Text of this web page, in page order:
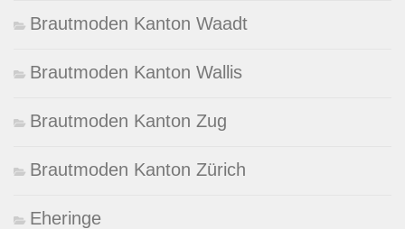
Brautmoden Kanton Waadt
Brautmoden Kanton Wallis
Brautmoden Kanton Zug
Brautmoden Kanton Zürich
Eheringe